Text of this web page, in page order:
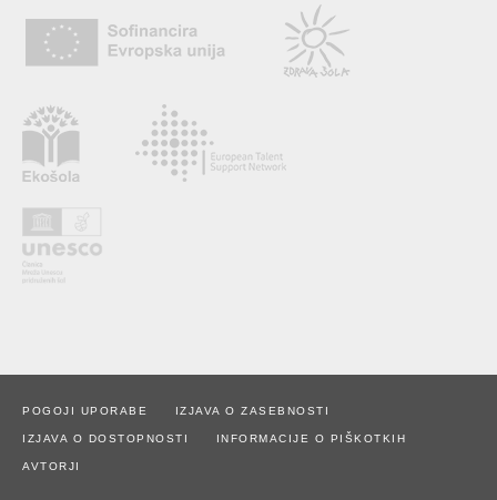
POGOJI UPORABE IZJAVA O ZASEBNOSTI
IZJAVA O DOSTOPNOSTI INFORMACIJE O PIŠKOTKIH
AVTORJI